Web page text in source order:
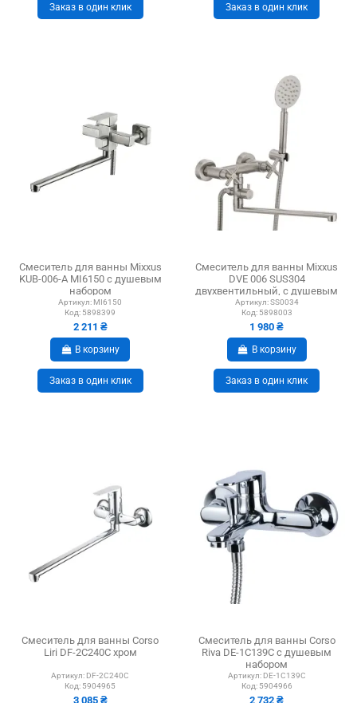
Заказ в один клик Заказ в один клик
Смеситель для ванны Mixxus
KUB-006-A MI6150 с душевым
набором
Артикул: MI6150
Код: 5898399
2 211 ₴
В корзину
Заказ в один клик
Смеситель для ванны Mixxus
DVE 006 SUS304
двухвентильный, с душевым
набором
Артикул:SS0034
Код: 5898003
1 980 ₴
В корзину
Заказ в один клик
Смеситель для ванны Corso
Liri DF-2C240C хром
Артикул: DF-2C240C
Код: 5904965
3 085 ₴
Смеситель для ванны Corso
Riva DE-1C139C с душевым
набором
Артикул: DE-1C139C
Код: 5904966
2 732 ₴